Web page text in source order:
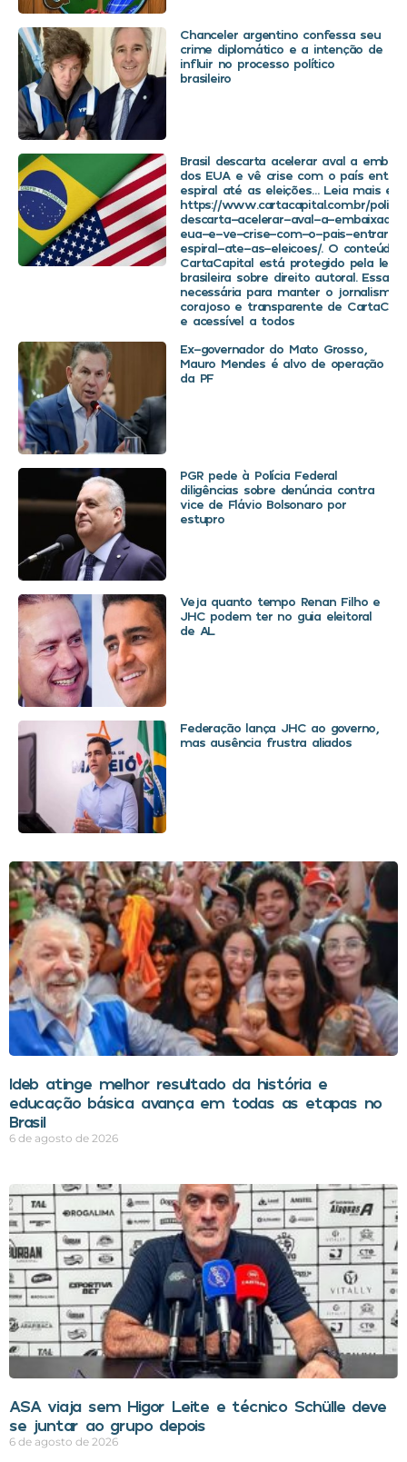
Chanceler argentino confessa seu
crime diplomático e a intenção de
influir no processo político
brasileiro
Brasil descarta acelerar aval a
dos EUA e vê crise com o país
espiral até as eleições… Leia mais em
https://www.cartacapital.com.br/
descarta-acelerar-aval-a-
eua-e-ve-crise-com-o-pais-entrar-
espiral-ate-as-eleicoes/. O conteúdo
CartaCapital está protegido pela
brasileira sobre direito autoral. Essa
necessária para manter o jornalismo
corajoso e transparente de
e acessível a todos
Ex-governador do Mato Grosso,
Mauro Mendes é alvo de operação
da PF
PGR pede à Polícia Federal
diligências sobre denúncia contra
vice de Flávio Bolsonaro por
estupro
Veja quanto tempo Renan Filho e
JHC podem ter no guia eleitoral
de AL
Federação lança JHC ao governo,
mas ausência frustra aliados
Ideb atinge melhor resultado da história e
educação básica avança em todas as etapas no
Brasil
6 de agosto de 2026
ASA viaja sem Higor Leite e técnico Schülle deve
se juntar ao grupo depois
6 de agosto de 2026